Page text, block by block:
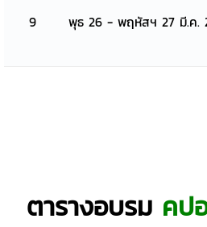
9 พุธ 26 - พฤหัสฯ 27 มี.ค.
ตารางอบรม คป